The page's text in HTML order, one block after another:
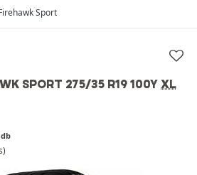
Sport
SPORT 275/35 R19 100Y XL